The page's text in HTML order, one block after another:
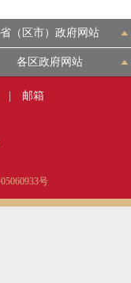
省（区市）政府网站
各区政府网站
邮箱
号